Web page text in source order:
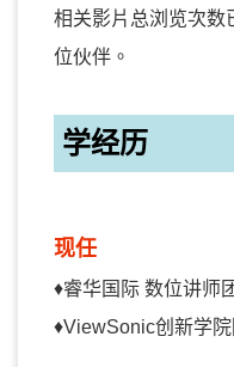
相关影片总浏览次数
位伙伴。
学经历
现任
♦睿华国际 数位讲师
♦ViewSonic创新学院